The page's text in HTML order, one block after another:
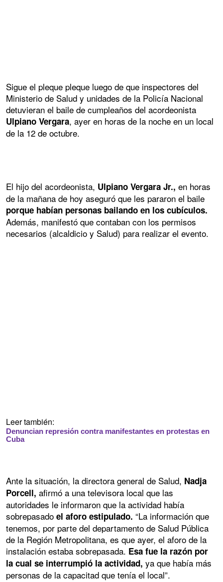
Sigue el pleque pleque luego de que inspectores del
Ministerio de Salud y unidades de la Policía Nacional
detuvieran el baile de cumpleaños del acordeonista
Ulpiano Vergara, ayer en horas de la noche en un local
de la 12 de octubre.
El hijo del acordeonista, Ulpiano Vergara Jr., en horas
de la mañana de hoy aseguró que les pararon el baile
porque habían personas bailando en los cubículos.
Además, manifestó que contaban con los permisos
necesarios (alcaldicio y Salud) para realizar el evento.
Leer también:
Denuncian represión contra manifestantes en protestas en
Cuba
Ante la situación, la directora general de Salud, Nadja
Porcell, afirmó a una televisora local que las
autoridades le informaron que la actividad había
sobrepasado el aforo estipulado. “La información que
tenemos, por parte del departamento de Salud Pública
de la Región Metropolitana, es que ayer, el aforo de la
instalación estaba sobrepasada. Esa fue la razón por
la cual se interrumpió la actividad, ya que había más
personas de la capacitad que tenía el local”.